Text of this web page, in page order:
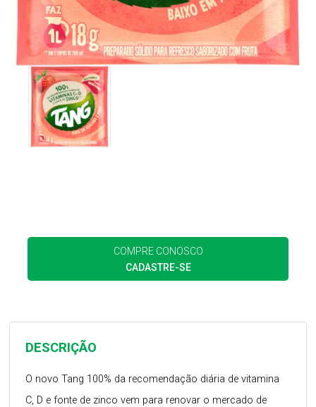
COMPRE CONOSCO
CADASTRE-SE
DESCRIÇÃO
O novo Tang 100% da recomendação diária de vitamina
C, D e fonte de zinco vem para renovar o mercado de